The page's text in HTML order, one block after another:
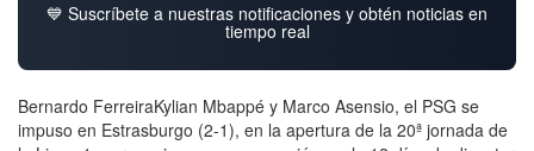
💙 Suscríbete a nuestras notificaciones y obtén noticias en
tiempo real
Bernardo FerreiraKylian Mbappé y Marco Asensio, el PSG se
impuso en Estrasburgo (2-1), en la apertura de la 20ª jornada de